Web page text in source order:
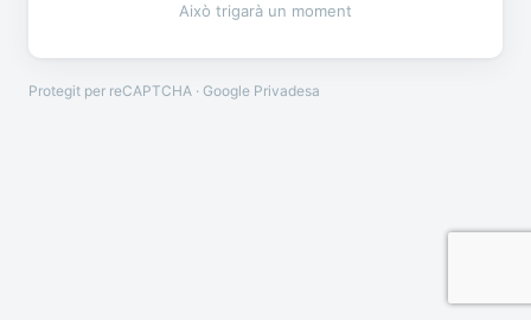
Això trigarà un moment
Protegit per reCAPTCHA · Google Privadesa